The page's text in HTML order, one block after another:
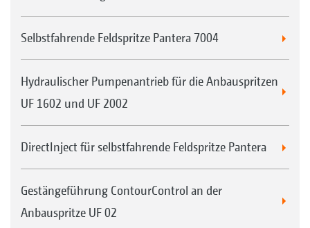
Selbstfahrende Feldspritze Pantera 7004
Hydraulischer Pumpenantrieb für die Anbauspritzen
UF 1602 und UF 2002
DirectInject für selbstfahrende Feldspritze Pantera
Gestängeführung ContourControl an der
Anbauspritze UF 02